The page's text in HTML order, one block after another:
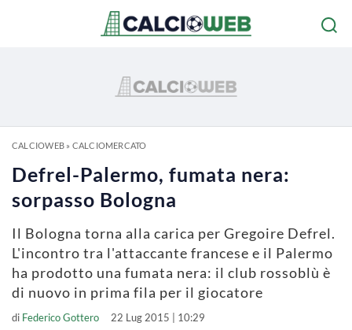
CALCIOWEB» CALCIOMERCATO
Defrel-Palermo, fumata nera:
sorpasso Bologna
Il Bologna torna alla carica per Gregoire Defrel.
L'incontro tra l'attaccante francese e il Palermo
ha prodotto una fumata nera: il club rossoblù è
di nuovo in prima fila per il giocatore
di Federico Gottero 22 Lug 2015 | 10:29